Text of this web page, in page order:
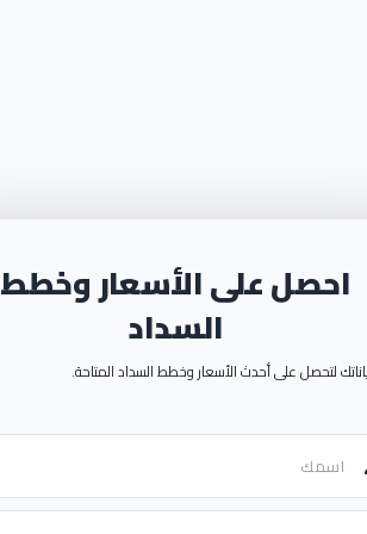
التي تتمتع بها وتميزها عن
متطورة ذات جودة عالية تحسن
العقاري:
دون أي تأخير.
احصل على الأسعار وخطط
السداد
لتحصل على أحدث الأسعار وخطط السداد المتاحة.